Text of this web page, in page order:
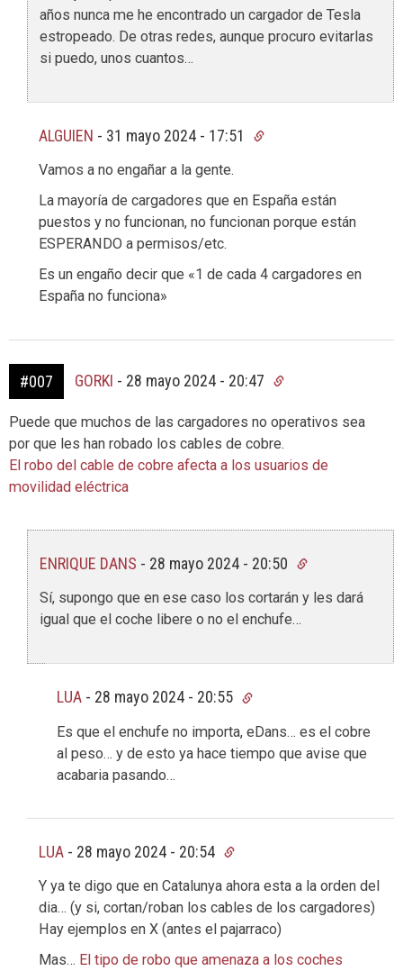
años nunca me he encontrado un cargador de Tesla
estropeado. De otras redes, aunque procuro evitarlas
si puedo, unos cuantos…
ALGUIEN - 31 mayo 2024 - 17:51
Vamos a no engañar a la gente.
La mayoría de cargadores que en España están
puestos y no funcionan, no funcionan porque están
ESPERANDO a permisos/etc.
Es un engaño decir que «1 de cada 4 cargadores en
España no funciona»
#007 GORKI - 28 mayo 2024 - 20:47
Puede que muchos de las cargadores no operativos sea
por que les han robado los cables de cobre.
El robo del cable de cobre afecta a los usuarios de
movilidad eléctrica
ENRIQUE DANS - 28 mayo 2024 - 20:50
Sí, supongo que en ese caso los cortarán y les dará
igual que el coche libere o no el enchufe…
LUA - 28 mayo 2024 - 20:55
Es que el enchufe no importa, eDans… es el cobre
al peso… y de esto ya hace tiempo que avise que
acabaria pasando…
LUA - 28 mayo 2024 - 20:54
Y ya te digo que en Catalunya ahora esta a la orden del
dia… (y si, cortan/roban los cables de los cargadores)
Hay ejemplos en X (antes el pajarraco)
Mas… El tipo de robo que amenaza a los coches